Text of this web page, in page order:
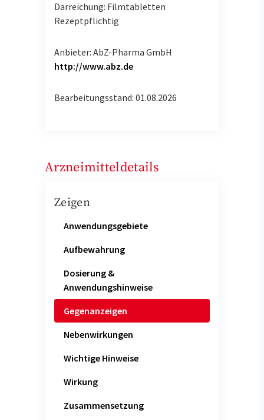
Darreichung: Filmtabletten
Rezeptpflichtig
Anbieter: AbZ-Pharma GmbH
http://www.abz.de
Bearbeitungsstand: 01.08.2026
Arzneimitteldetails
Zeigen
Anwendungsgebiete
Aufbewahrung
Dosierung &
Anwendungshinweise
Gegenanzeigen
Nebenwirkungen
Wichtige Hinweise
Wirkung
Zusammensetzung